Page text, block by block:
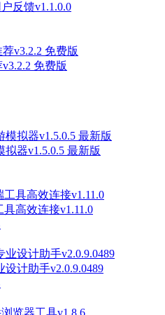
反馈v1.1.0.0
免费版
器v1.5.0.5 最新版
高效连接v1.11.0
计助手v2.0.9.0489